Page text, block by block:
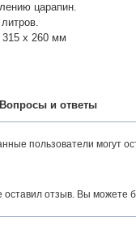
царапин.
x 260 мм
Вопросы и ответы
пользователи могут
оставил отзыв. Вы можете